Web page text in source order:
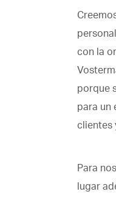
con la
porque
para un
clientes
Para
lugar